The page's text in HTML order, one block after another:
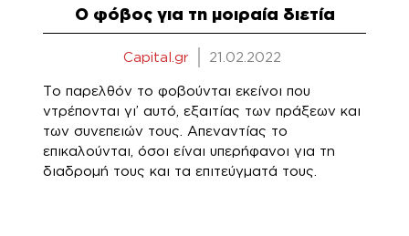
Ο φόβος για τη μοιραία διετία
Capital.gr 21.02.2022
Το παρελθόν το φοβούνται εκείνοι που
ντρέπονται γι’ αυτό, εξαιτίας των πράξεων και
των συνεπειών τους. Απεναντίας το
επικαλούνται, όσοι είναι υπερήφανοι για τη
διαδρομή τους και τα επιτεύγματά τους.